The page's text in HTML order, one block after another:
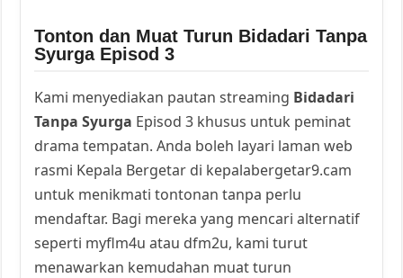
Tonton dan Muat Turun Bidadari Tanpa
Syurga Episod 3
Kami menyediakan pautan streaming Bidadari
Tanpa Syurga Episod 3 khusus untuk peminat
drama tempatan. Anda boleh layari laman web
rasmi Kepala Bergetar di kepalabergetar9.cam
untuk menikmati tontonan tanpa perlu
mendaftar. Bagi mereka yang mencari alternatif
seperti myflm4u atau dfm2u, kami turut
menawarkan kemudahan muat turun